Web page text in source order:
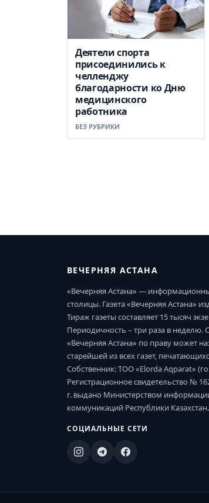
Деятели спорта
присоединились к
челленджу
благодарности ко Дню
медицинского
работника
БЕЗ РУБРИКИ
ВЕЧЕРНЯЯ АСТАНА
«Вечерняя Астана» —
столицы. Газета «Вечерняя Астана»
Тираж газеты составляет 15 тысяч
Периодичность – три раза в неделю.
«Вечерняя Астана» по праву может
старейшей из всех газет,
Собственник: ТОО «Elorda Aqparat»
Регистрационное свидетельство №
г. выдано Министерством
коммуникаций Республики Казахстан.
СОЦИАЛЬНЫЕ СЕТИ